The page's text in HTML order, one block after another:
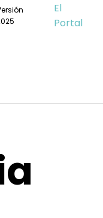
El
Portal